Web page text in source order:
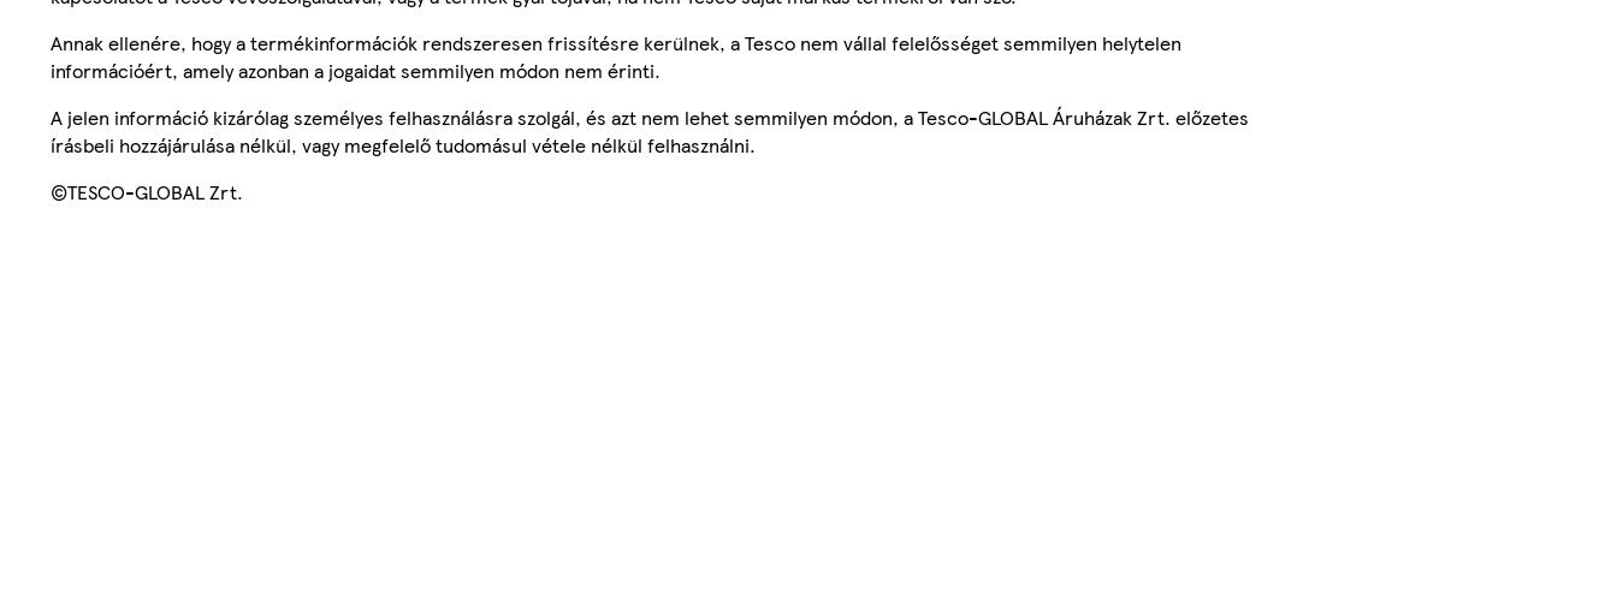
Annak ellenére, hogy a termékinformációk rendszeresen frissítésre kerülnek, a Tesco nem vállal felelősséget semmilyen helytelen
információért, amely azonban a jogaidat semmilyen módon nem érinti.
A jelen információ kizárólag személyes felhasználásra szolgál, és azt nem lehet semmilyen módon, a Tesco-GLOBAL Áruházak Zrt. előzetes
írásbeli hozzájárulása nélkül, vagy megfelelő tudomásul vétele nélkül felhasználni.
©TESCO-GLOBAL Zrt.